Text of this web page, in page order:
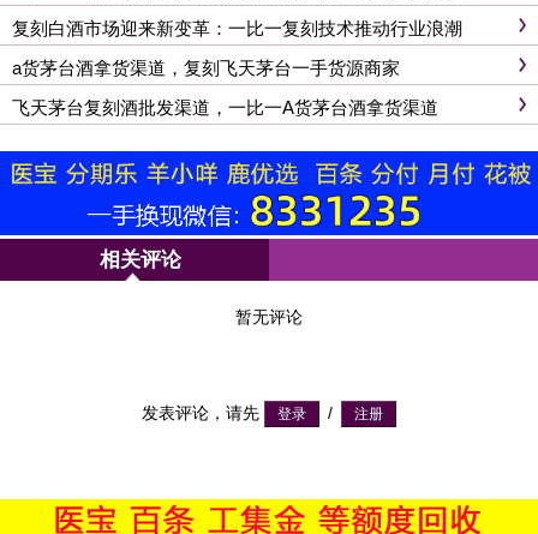
复刻白酒市场迎来新变革：一比一复刻技术推动行业浪潮
a货茅台酒拿货渠道，复刻飞天茅台一手货源商家
飞天茅台复刻酒批发渠道，一比一A货茅台酒拿货渠道
相关评论
暂无评论
发表评论，请先 /